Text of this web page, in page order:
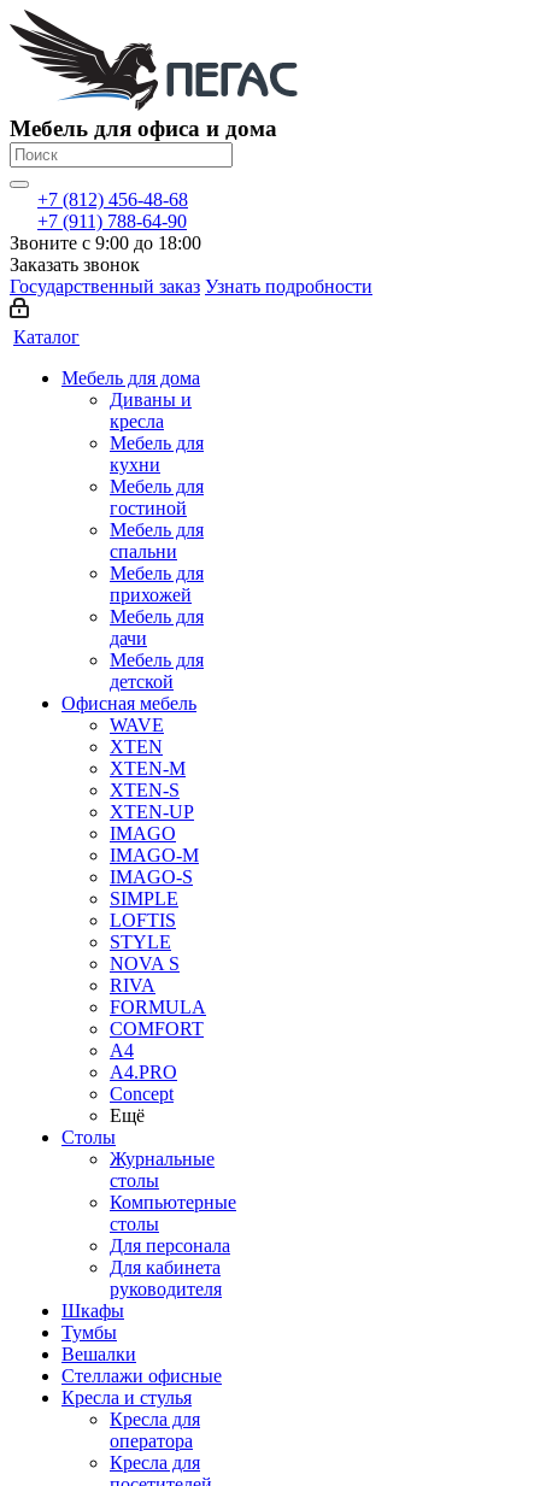
Мебель для офиса и дома
+7 (812) 456-48-68
+7 (911) 788-64-90
Звоните с 9:00 до 18:00
Заказать звонок
Государственный заказ Узнать подробности
Каталог
Мебель для дома
Диваны и
кресла
Мебель для
кухни
Мебель для
гостиной
Мебель для
спальни
Мебель для
прихожей
Мебель для
дачи
Мебель для
детской
Офисная мебель
WAVE
XTEN
XTEN-M
XTEN-S
XTEN-UP
IMAGO
IMAGO-M
IMAGO-S
SIMPLE
LOFTIS
STYLE
NOVA S
RIVA
FORMULA
COMFORT
A4
A4.PRO
Concept
Ещё
Столы
Журнальные
столы
Компьютерные
столы
Для персонала
Для кабинета
руководителя
Шкафы
Тумбы
Вешалки
Стеллажи офисные
Кресла и стулья
Кресла для
оператора
Кресла для